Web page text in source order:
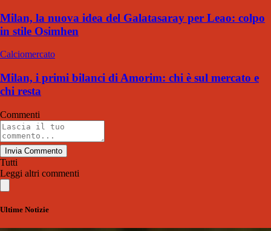
Milan, la nuova idea del Galatasaray per Leao: colpo
in stile Osimhen
Calciomercato
Milan, i primi bilanci di Amorim: chi è sul mercato e
chi resta
Commenti
Invia Commento
Tutti
Leggi altri commenti
Ultime Notizie